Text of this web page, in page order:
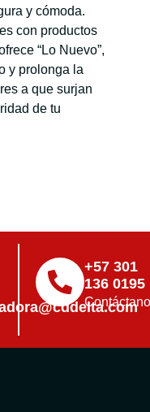
y cómoda.
con productos
“Lo Nuevo”,
y prolonga la
a que surjan
de tu
+57 301
136 0195